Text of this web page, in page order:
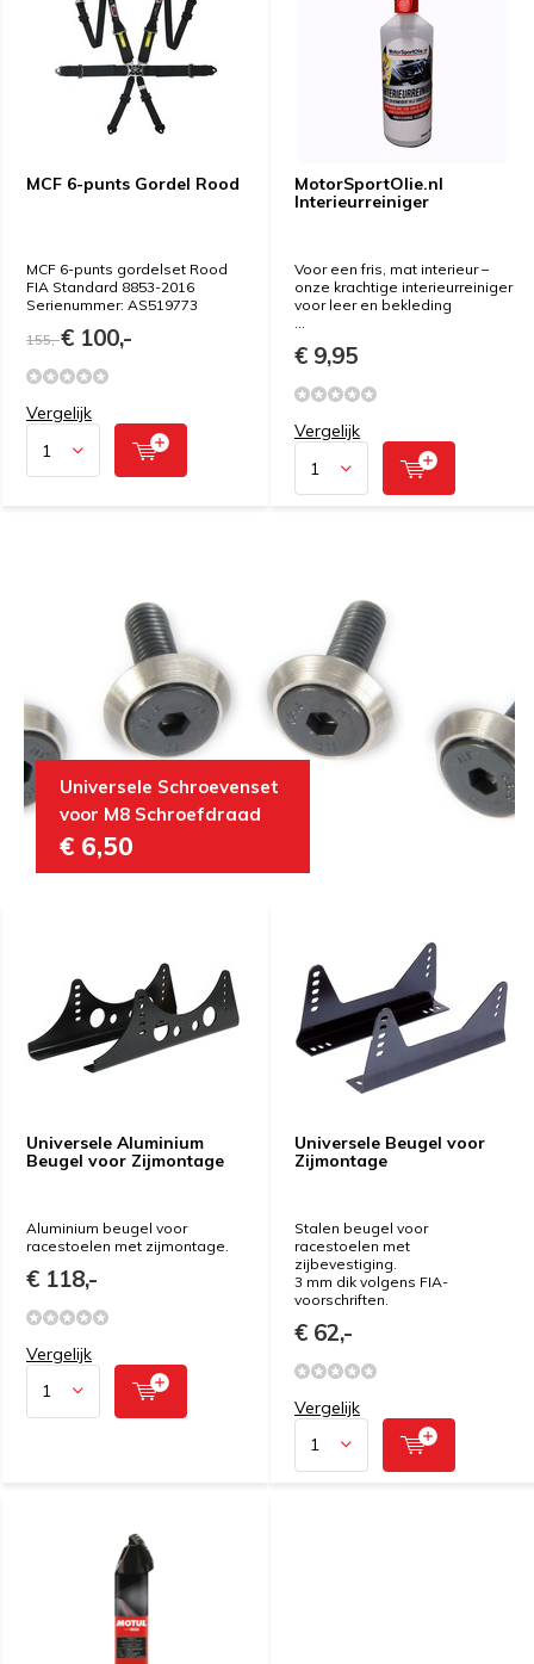
MCF 6-punts Gordel Rood
MCF 6-punts gordelset Rood
FIA Standard 8853-2016
Serienummer: AS519773
155,-€ 100,-
Vergelijk
MotorSportOlie.nl
Interieurreiniger
Voor een fris, mat interieur –
onze krachtige interieurreiniger
voor leer en bekleding
...
€ 9,95
Vergelijk
Universele Schroevenset
voor M8 Schroefdraad
€ 6,50
Universele Aluminium
Beugel voor Zijmontage
Aluminium beugel voor
racestoelen met zijmontage.
€ 118,-
Vergelijk
Universele Beugel voor
Zijmontage
Stalen beugel voor
racestoelen met
zijbevestiging.
3 mm dik volgens FIA-
voorschriften.
€ 62,-
Vergelijk